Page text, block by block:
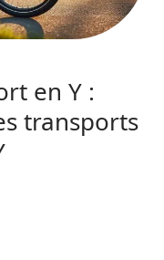
en Y :
transports